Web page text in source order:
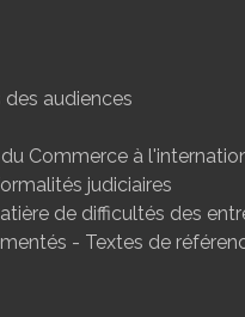
des audiences
Commerce à
judiciaires
de difficultés des
- Textes de